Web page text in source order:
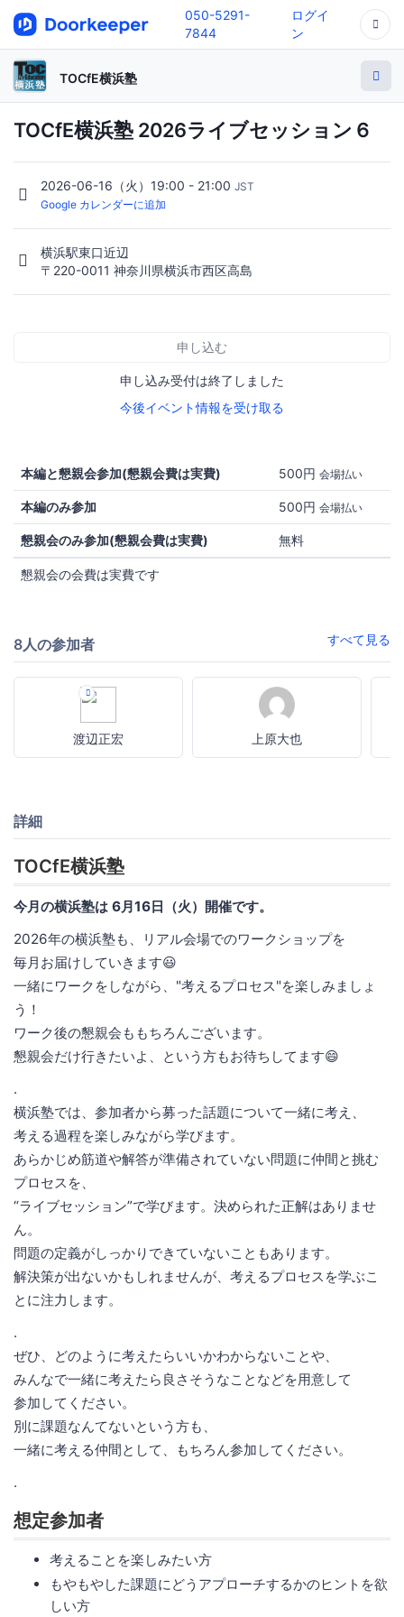
050-5291-
7844
ログイ
ン
TOCfE横浜塾
TOCfE横浜塾 2026ライブセッション６
2026-06-16（火）19:00 - 21:00 JST
Google カレンダーに追加
横浜駅東口近辺
〒220-0011 神奈川県横浜市西区高島
申し込む
申し込み受付は終了しました
今後イベント情報を受け取る
本編と懇親会参加(懇親会費は実費) 500円 会場払い
本編のみ参加 500円 会場払い
懇親会のみ参加(懇親会費は実費) 無料
懇親会の会費は実費です
8人の参加者 すべて見る
渡辺正宏 上原大也
詳細
TOCfE横浜塾
今月の横浜塾は 6月16日（火）開催です。
2026年の横浜塾も、リアル会場でのワークショップを
毎月お届けしていきます😃
一緒にワークをしながら、"考えるプロセス"を楽しみましょ
う！
ワーク後の懇親会ももちろんございます。
懇親会だけ行きたいよ、という方もお待ちしてます😄
.
横浜塾では、参加者から募った話題について一緒に考え、
考える過程を楽しみながら学びます。
あらかじめ筋道や解答が準備されていない問題に仲間と挑む
プロセスを、
“ライブセッション”で学びます。決められた正解はありませ
ん。
問題の定義がしっかりできていないこともあります。
解決策が出ないかもしれませんが、考えるプロセスを学ぶこ
とに注力します。
.
ぜひ、どのように考えたらいいかわからないことや、
みんなで一緒に考えたら良さそうなことなどを用意して
参加してください。
別に課題なんてないという方も、
一緒に考える仲間として、もちろん参加してください。
.
想定参加者
考えることを楽しみたい方
もやもやした課題にどうアプローチするかのヒントを欲
しい方